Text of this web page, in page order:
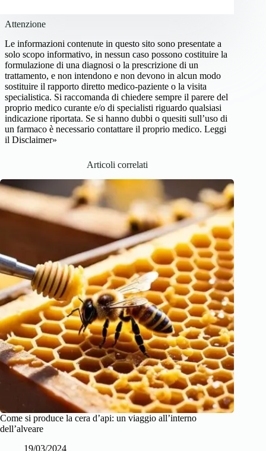
Attenzione
Le informazioni contenute in questo sito sono presentate a
solo scopo informativo, in nessun caso possono costituire la
formulazione di una diagnosi o la prescrizione di un
trattamento, e non intendono e non devono in alcun modo
sostituire il rapporto diretto medico-paziente o la visita
specialistica. Si raccomanda di chiedere sempre il parere del
proprio medico curante e/o di specialisti riguardo qualsiasi
indicazione riportata. Se si hanno dubbi o quesiti sull’uso di
un farmaco è necessario contattare il proprio medico. Leggi
il Disclaimer»
Articoli correlati
Come si produce la cera d’api: un viaggio all’interno
dell’alveare
19/03/2024